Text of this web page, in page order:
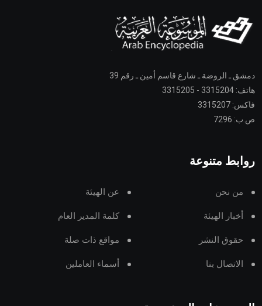
دمشق ـ الروضة ـ شارع قاسم أمين ـ رقم 39
هاتف: 3315204 - 3315205
فاكس: 3315207
ص.ب: 7296
روابط متنوعة
من نحن عن الهيئة
أخبار الهيئة كلمة المدير العام
حقوق النشر مواقع ذات صلة
الاتصال بنا أسماء العاملين